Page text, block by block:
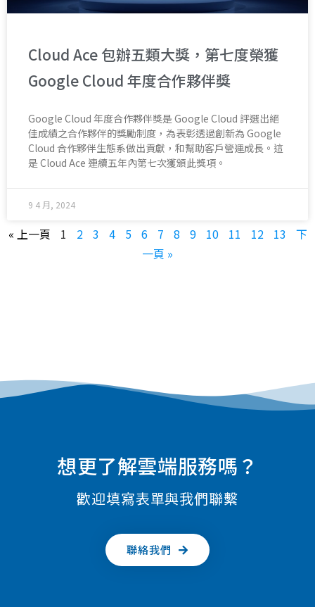
Cloud Ace 包辦五類大獎，第七度榮獲
Google Cloud 年度合作夥伴獎
Google Cloud 年度合作夥伴獎是 Google Cloud 評選出絕
佳成績之合作夥伴的獎勵制度，為表彰透過創新為 Google
Cloud 合作夥伴生態系做出貢獻，和幫助客戶營運成長。這
是 Cloud Ace 連續五年內第七次獲頒此獎項。
9 4 月, 2024
« 上一頁 1 2 3 4 5 6 7 8 9 10 11 12 13
下
一頁 »
想更了解雲端服務嗎？
歡迎填寫表單與我們聯繫
聯絡我們